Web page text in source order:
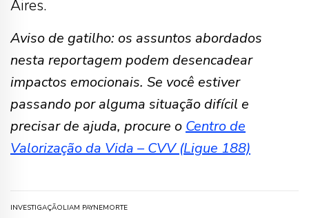
Aires.
Aviso de gatilho: os assuntos abordados
nesta reportagem podem desencadear
impactos emocionais. Se você estiver
passando por alguma situação difícil e
precisar de ajuda, procure o Centro de
Valorização da Vida – CVV (Ligue 188)
INVESTIGAÇÃOLIAM PAYNEMORTE